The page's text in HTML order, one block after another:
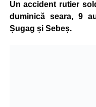
Minoră din
bărbat căsătorit.
Un accident rutier
duminică seara, 9
Șugag și Sebeș.